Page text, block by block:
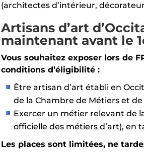
(architectes d’intérieur,
Artisans d’art
maintenant avant le
Vous souhaitez exposer lors de
conditions d’éligibilité :
Être artisan d’art établi en
de la Chambre de Métiers et
Exercer un métier relevant de
officielle des métiers d’art), en
Les places sont limitées, ne